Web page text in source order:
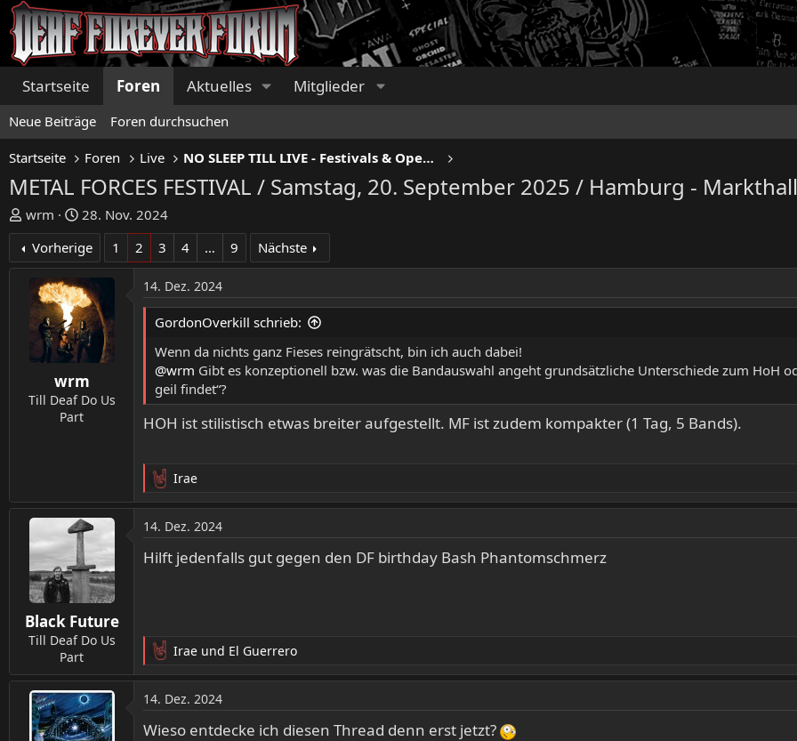
Startseite Foren Aktuelles Mitglieder
Neue Beiträge Foren durchsuchen
Startseite Foren Live NO SLEEP TILL LIVE - Festivals & Open Airs
METAL FORCES FESTIVAL / Samstag, 20. September 2025 / Hamburg -
E
r
t
e
r
wrm
E
r
s
t
e
l
l
t
a
m
28. Nov. 2024
Vorherige
1 2 3 4 … 9 Nächste
wrm
Till Deaf Do Us
Part
14. Dez. 2024
GordonOverkill schrieb:
Wenn da nichts ganz Fieses reingrätscht, bin ich auch dabei!
@wrm Gibt es konzeptionell bzw. was die Bandauswahl angeht grundsätzliche Unterschiede zum HoH
geil findet“?
HOH ist stilistisch etwas breiter aufgestellt. MF ist zudem kompakter (1 Tag, 5 Bands).
R
e
a
k
t
n
Irae
Black Future
Till Deaf Do Us
Part
14. Dez. 2024
Hilft jedenfalls gut gegen den DF birthday Bash Phantomschmerz
R
e
a
k
t
Irae und El Guerrero
14. Dez. 2024
Wieso entdecke ich diesen Thread denn erst jetzt?